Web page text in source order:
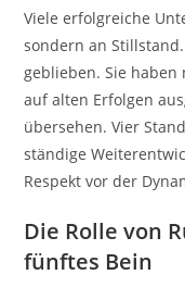
Viele erfolgreiche
sondern an
geblieben. Sie
auf alten Erfolgen
übersehen. Vier
ständige
Respekt vor der
Die Rolle von
fünftes Bein